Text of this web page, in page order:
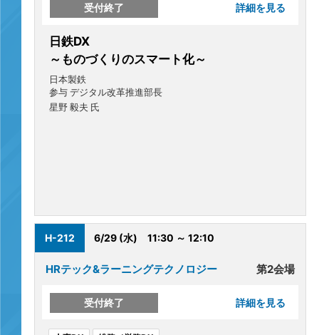
受付終了 詳細を見る
日鉄DX
～ものづくりのスマート化～
日本製鉄
参与 デジタル改革推進部長
星野 毅夫 氏
H-212 6/29 (水) 11:30 ～ 12:10
HRテック&ラーニングテクノロジー 第2会場
受付終了 詳細を見る